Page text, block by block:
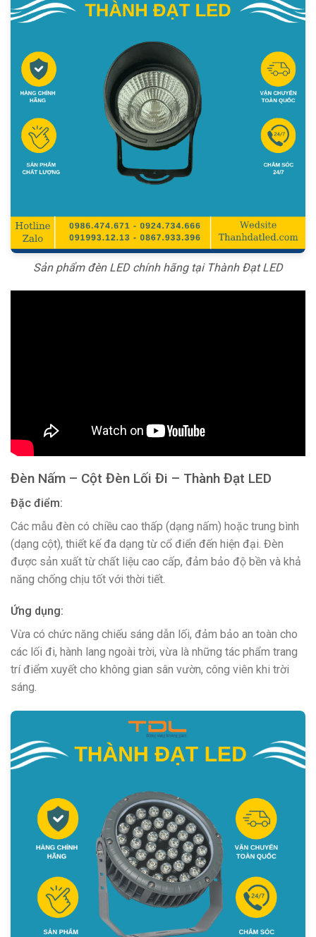
Sản phẩm đèn LED chính hãng tại Thành Đạt LED
Đèn Nấm – Cột Đèn Lối Đi – Thành Đạt LED
Đặc điểm:
Các mẫu đèn có chiều cao thấp (dạng nấm) hoặc trung bình
(dạng cột), thiết kế đa dạng từ cổ điển đến hiện đại. Đèn
được sản xuất từ chất liệu cao cấp, đảm bảo độ bền và khả
năng chống chịu tốt với thời tiết.
Ứng dụng:
Vừa có chức năng chiếu sáng dẫn lối, đảm bảo an toàn cho
các lối đi, hành lang ngoài trời, vừa là những tác phẩm trang
trí điểm xuyết cho không gian sân vườn, công viên khi trời
sáng.